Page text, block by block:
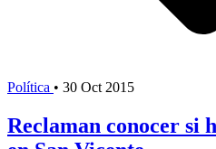
Política • 30 Oct 2015
Reclaman conocer si